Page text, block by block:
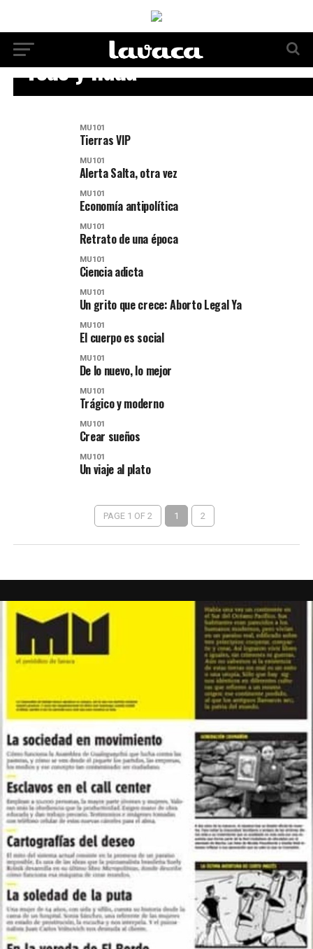
Todo y nada
MU101
Tierras VIP
MU101
Alerta Salta, otra vez
MU101
Economía antipolítica
MU101
Retrato de una época
MU101
Ciencia adicta
MU101
Un grito que crece: Aborto Legal Ya
MU101
El cuerpo es social
MU101
De lo nuevo, lo mejor
MU101
Trágico y moderno
MU101
Crear sueños
MU101
Un viaje al plato
PAGE 1 OF 2 1 2